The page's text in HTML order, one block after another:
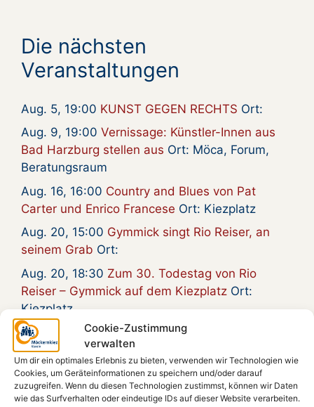
Cookie-Zustimmung
verwalten
Um dir ein optimales Erlebnis zu bieten, verwenden wir Technologien wie
Cookies, um Geräteinformationen zu speichern und/oder darauf
zuzugreifen. Wenn du diesen Technologien zustimmst, können wir Daten
wie das Surfverhalten oder eindeutige IDs auf dieser Website verarbeiten.
Die nächsten
Veranstaltungen
Aug. 5, 19:00 KUNST GEGEN RECHTS Ort:
Aug. 9, 19:00 Vernissage: Künstler-Innen aus
Bad Harzburg stellen aus Ort: Möca, Forum,
Beratungsraum
Aug. 16, 16:00 Country and Blues von Pat
Carter und Enrico Francese Ort: Kiezplatz
Aug. 20, 15:00 Gymmick singt Rio Reiser, an
seinem Grab Ort:
Aug. 20, 18:30 Zum 30. Todestag von Rio
Reiser – Gymmick auf dem Kiezplatz Ort:
Kiezplatz
Aug. 22, 18:00Radioeins Parkfest im
GleisdreieckparkOrt:
Aug. 23, 18:00Film: „Gundalena von
Weizsäcker geb. Wille – Ein Leben im 20.